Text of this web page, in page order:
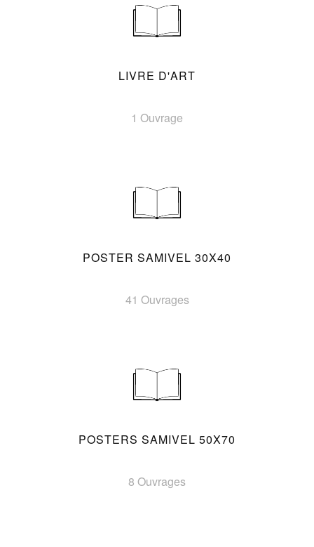
LIVRE D'ART
1 Ouvrage
POSTER SAMIVEL 30X40
41 Ouvrages
POSTERS SAMIVEL 50X70
8 Ouvrages